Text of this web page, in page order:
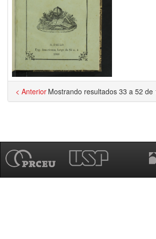
Mostrando resultados 33 a 52 de
< Anterior